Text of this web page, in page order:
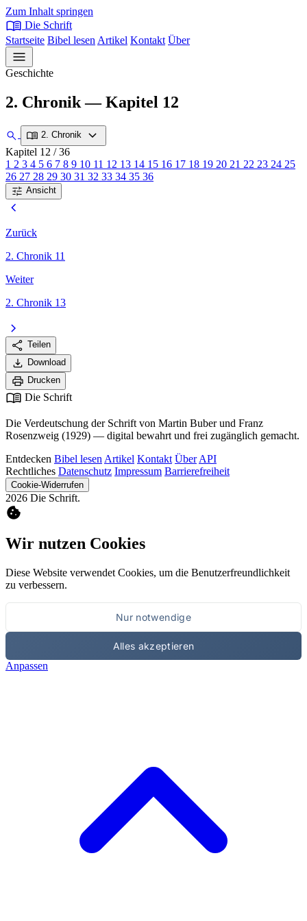
Zum Inhalt springen
menu_book Die Schrift
Startseite Bibel lesen Artikel Kontakt Über
menu
Geschichte
2. Chronik — Kapitel 12
search menu_book 2. Chronik expand_more
Kapitel 12 / 36
1 2 3 4 5 6 7 8 9 10 11 12 13 14 15 16 17 18 19 20 21 22 23 24 25
26 27 28 29 30 31 32 33 34 35 36
tune Ansicht
chevron_left
Zurück
2. Chronik 11
Weiter
2. Chronik 13
chevron_right
share Teilen
download Download
print Drucken
menu_book Die Schrift
Die Verdeutschung der Schrift von Martin Buber und Franz
Rosenzweig (1929) — digital bewahrt und frei zugänglich gemacht.
Entdecken Bibel lesen Artikel Kontakt Über API
Rechtliches Datenschutz Impressum Barrierefreiheit
Cookie-Widerrufen
2026 Die Schrift.
cookie
Wir nutzen Cookies
Diese Website verwendet Cookies, um die Benutzerfreundlichkeit
zu verbessern.
Nur notwendige
Alles akzeptieren
Anpassen